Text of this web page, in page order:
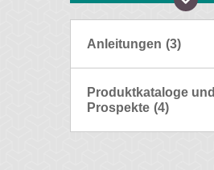
Anleitungen (3)
Produktkataloge und
Prospekte (4)